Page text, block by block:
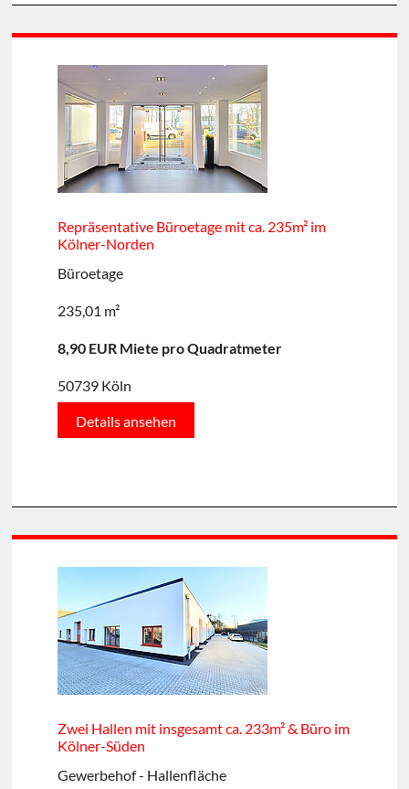
Repräsentative Büroetage mit ca. 235m² im
Kölner-Norden
Büroetage
235,01 m²
8,90 EUR Miete pro Quadratmeter
50739 Köln
Details ansehen
Zwei Hallen mit insgesamt ca. 233m² & Büro im
Kölner-Süden
Gewerbehof - Hallenfläche